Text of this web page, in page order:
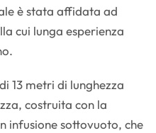
è stata affidata ad
cui lunga esperienza
13 metri di lunghezza
costruita con la
infusione sottovuoto, che